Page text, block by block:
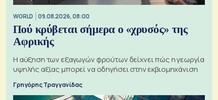
WORLD 09.08.2026, 08:00
Πού κρύβεται σήμερα ο «χρυσός» της
Αφρικής
Η αύξηση των εξαγωγών φρούτων δείχνει πώς η γεωργία
υψηλής αξίας μπορεί να οδηγήσει στην εκβιομηχάνιση
Γρηγόρης Τραγγανίδας